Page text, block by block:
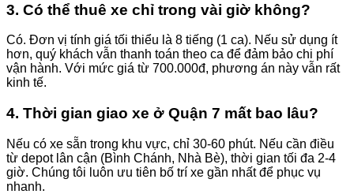
3. Có thể thuê xe chỉ trong vài giờ không?
Có. Đơn vị tính giá tối thiểu là 8 tiếng (1 ca). Nếu sử dụng ít
hơn, quý khách vẫn thanh toán theo ca để đảm bảo chi phí
vận hành. Với mức giá từ 700.000đ, phương án này vẫn rất
kinh tế.
4. Thời gian giao xe ở Quận 7 mất bao lâu?
Nếu có xe sẵn trong khu vực, chỉ 30-60 phút. Nếu cần điều
từ depot lân cận (Bình Chánh, Nhà Bè), thời gian tối đa 2-4
giờ. Chúng tôi luôn ưu tiên bố trí xe gần nhất để phục vụ
nhanh.